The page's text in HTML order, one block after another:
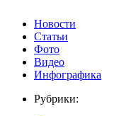
Новости
Статьи
Фото
Видео
Инфографика
Рубрики: